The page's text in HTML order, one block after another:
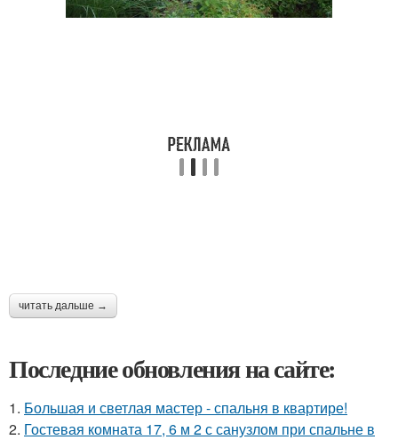
читать дальше →
Последние обновления на сайте:
1. Большая и светлая мастер - спальня в квартире!
2. Гостевая комната 17, 6 м 2 с санузлом при спальне в